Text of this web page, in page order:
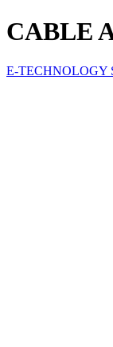
CABLE
E-TECHNOLOGY